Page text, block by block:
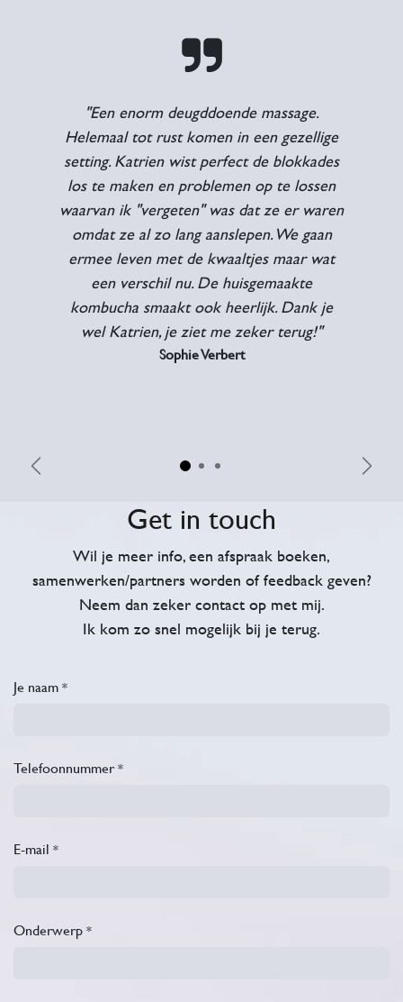
"Een enorm deugddoende massage.
Helemaal tot rust komen in een gezellige
setting. Katrien wist perfect de blokkades
los te maken en problemen op te lossen
waarvan ik "vergeten" was dat ze er waren
omdat ze al zo lang aanslepen. We gaan
ermee leven met de kwaaltjes maar wat
een verschil nu. De huisgemaakte
kombucha smaakt ook heerlijk. Dank je
wel Katrien, je ziet me zeker terug!"
Sophie Verbert
Vorige
Get in touch
Wil je meer info, een afspraak boeken,
samenwerken/partners worden of feedback geven?
Neem dan zeker contact op met mij.
Ik kom zo snel mogelijk bij je terug.
Je naam*
Telefoonnummer*
E-mail *
Onderwerp*